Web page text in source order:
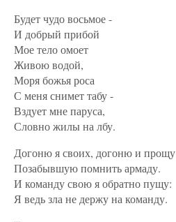
Будет чудо восьмое -
И добрый прибой
Мое тело омоет
Живою водой,
Моря божья роса
С меня снимет табу -
Вздует мне паруса,
Словно жилы на лбу.
Догоню я своих, догоню и прощу
Позабывшую помнить армаду.
И команду свою я обратно пущу:
Я ведь зла не держу на команду.